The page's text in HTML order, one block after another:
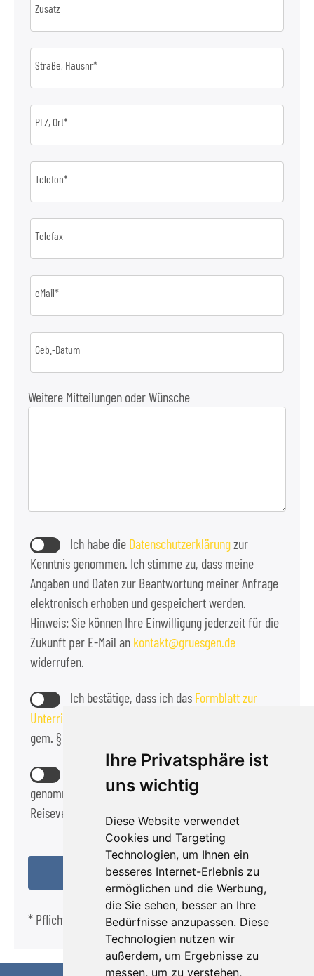
Ihre Privatsphäre ist
uns wichtig
Diese Website verwendet
Cookies und Targeting
Technologien, um Ihnen ein
besseres Internet-Erlebnis zu
ermöglichen und die Werbung,
die Sie sehen, besser an Ihre
Bedürfnisse anzupassen. Diese
Technologien nutzen wir
außerdem, um Ergebnisse zu
messen, um zu verstehen,
Zusatz
Straße, Hausnr*
PLZ, Ort*
Telefon*
Telefax
eMail*
Geb.-Datum
Weitere Mitteilungen oder Wünsche
Ich habe die Datenschutzerklärungzur
Kenntnis genommen. Ich stimme zu, dass meine
Angaben und Daten zur Beantwortung meiner Anfrage
elektronisch erhoben und gespeichert werden.
Hinweis: Sie können Ihre Einwilligung jederzeit für die
Zukunft per E-Mail an kontakt
gruesgen.de
widerrufen.
Ich bestätige, dass ich das Formblatt zur
Unterrichtung des Reisenden bei einer Pauschalreise
gem. § 651a BGB zur Kennnis genommen habe.
habe ich zur Kennntnis
genommen und akzeptiere diese als Bestandteil des
Reisevertrags.
* Pflichtfeld